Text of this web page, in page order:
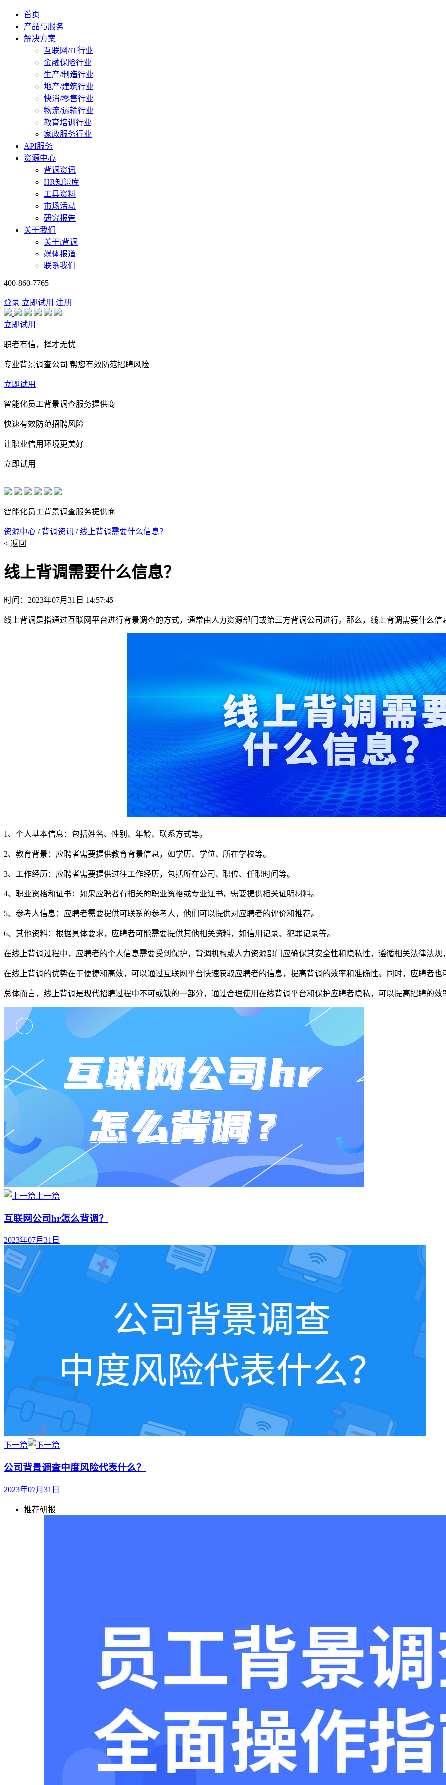
首页
产品与服务
解决方案
互联网/IT行业
金融保险行业
生产/制造行业
地产/建筑行业
快消/零售行业
物流/运输行业
教育培训行业
家政服务行业
API服务
资源中心
背调资讯
HR知识库
工具资料
市场活动
研究报告
关于我们
关于i背调
媒体报道
联系我们
400-860-7765
登录 立即试用 注册
立即试用
职者有信，择才无忧
专业背景调查公司 帮您有效防范招聘风险
立即试用
智能化员工背景调查服务提供商
快速有效防范招聘风险
让职业信用环境更美好
立即试用
智能化员工背景调查服务提供商
资源中心 / 背调资讯 /线上背调需要什么信息？
< 返回
线上背调需要什么信息？
时间：2023年07月31日 14:57:45
线上背调是指通过互联网平台进行背景调查的方式，通常由人力资源部门或第三方背调公司进行。那么，线上背调需要什么信
1、个人基本信息：包括姓名、性别、年龄、联系方式等。
2、教育背景：应聘者需要提供教育背景信息，如学历、学位、所在学校等。
3、工作经历：应聘者需要提供过往工作经历，包括所在公司、职位、任职时间等。
4、职业资格和证书：如果应聘者有相关的职业资格或专业证书，需要提供相关证明材料。
5、参考人信息：应聘者需要提供可联系的参考人，他们可以提供对应聘者的评价和推荐。
6、其他资料：根据具体要求，应聘者可能需要提供其他相关资料，如信用记录、犯罪记录等。
在线上背调过程中，应聘者的个人信息需要受到保护，背调机构或人力资源部门应确保其安全性和隐私性，遵循相关法律法规
在线上背调的优势在于便捷和高效，可以通过互联网平台快速获取应聘者的信息，提高背调的效率和准确性。同时，应聘者
总体而言，线上背调是现代招聘过程中不可或缺的一部分，通过合理使用在线背调平台和保护应聘者隐私，可以提高招聘的
上一篇
互联网公司hr怎么背调？
2023年07月31日
下一篇
公司背景调查中度风险代表什么？
2023年07月31日
推荐研报